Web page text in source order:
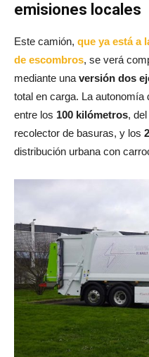
emisiones locales
Este camión, que ya está a
de escombros, se verá
mediante una versión dos
total en carga. La autonomía
entre los 100 kilómetros,
recolector de basuras, y los
distribución urbana con